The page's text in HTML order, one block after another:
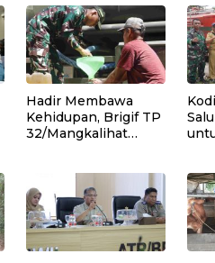
Wajib Pajak
Hadir Membawa
Kehidupan, Brigif TP
32/Mangkalihat